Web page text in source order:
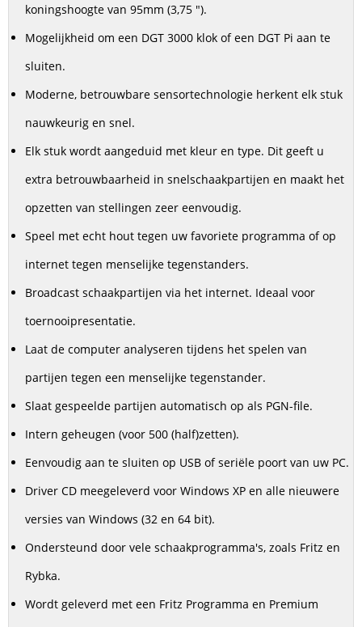
koningshoogte van 95mm (3,75 ").
Mogelijkheid om een DGT 3000 klok of een DGT Pi aan te
sluiten.
Moderne, betrouwbare sensortechnologie herkent elk stuk
nauwkeurig en snel.
Elk stuk wordt aangeduid met kleur en type. Dit geeft u
extra betrouwbaarheid in snelschaakpartijen en maakt het
opzetten van stellingen zeer eenvoudig.
Speel met echt hout tegen uw favoriete programma of op
internet tegen menselijke tegenstanders.
Broadcast schaakpartijen via het internet. Ideaal voor
toernooipresentatie.
Laat de computer analyseren tijdens het spelen van
partijen tegen een menselijke tegenstander.
Slaat gespeelde partijen automatisch op als PGN-file.
Intern geheugen (voor 500 (half)zetten).
Eenvoudig aan te sluiten op USB of seriële poort van uw PC.
Driver CD meegeleverd voor Windows XP en alle nieuwere
versies van Windows (32 en 64 bit).
Ondersteund door vele schaakprogramma's, zoals Fritz en
Rybka.
Wordt geleverd met een Fritz Programma en Premium